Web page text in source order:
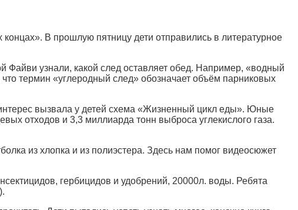
В прошлую пятницу дети отправились в литературное
Файви узнали, какой след оставляет обед. Например, «водный
термин «углеродный след» обозначает объём парниковых
вызвала у детей схема «Жизненный цикл еды». Юные
отходов и 3,3 миллиарда тонн выброса углекислого газа.
из хлопка и из полиэстера. Здесь нам помог видеосюжет
гербицидов и удобрений, 20000л. воды. Ребята